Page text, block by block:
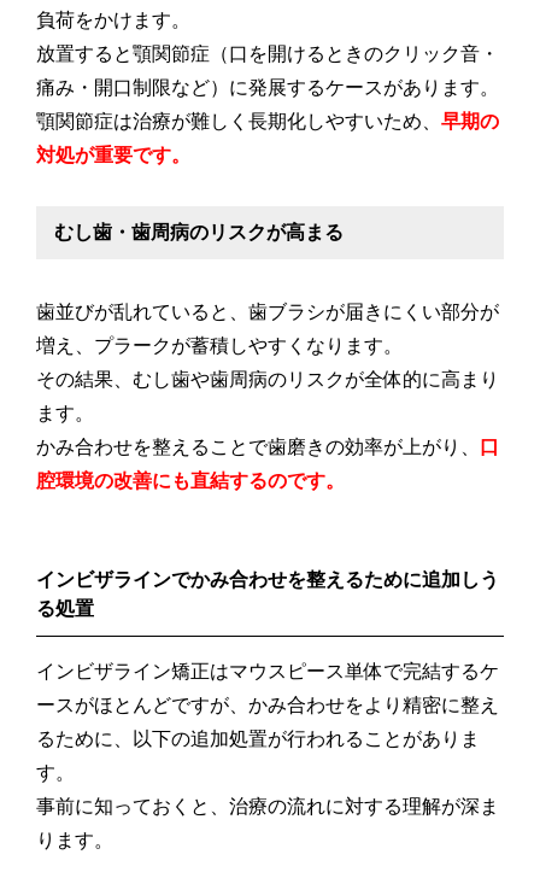
負荷をかけます。
放置すると顎関節症（口を開けるときのクリック音・
痛み・開口制限など）に発展するケースがあります。
顎関節症は治療が難しく長期化しやすいため、早期の
対処が重要です。
むし歯・歯周病のリスクが高まる
歯並びが乱れていると、歯ブラシが届きにくい部分が
増え、プラークが蓄積しやすくなります。
その結果、むし歯や歯周病のリスクが全体的に高まり
ます。
かみ合わせを整えることで歯磨きの効率が上がり、
口
腔環境の改善にも直結するのです。
インビザラインでかみ合わせを整えるために追加しう
る処置
インビザライン矯正はマウスピース単体で完結するケ
ースがほとんどですが、かみ合わせをより精密に整え
るために、以下の追加処置が行われることがありま
す。
事前に知っておくと、治療の流れに対する理解が深ま
ります。